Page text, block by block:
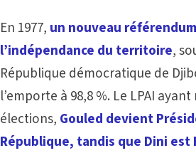
En 1977, un nouveau
l’indépendance du territoire,
République démocratique de
l’emporte à 98,8 %. Le LPAI
élections, Gouled devient
République, tandis que Dini est